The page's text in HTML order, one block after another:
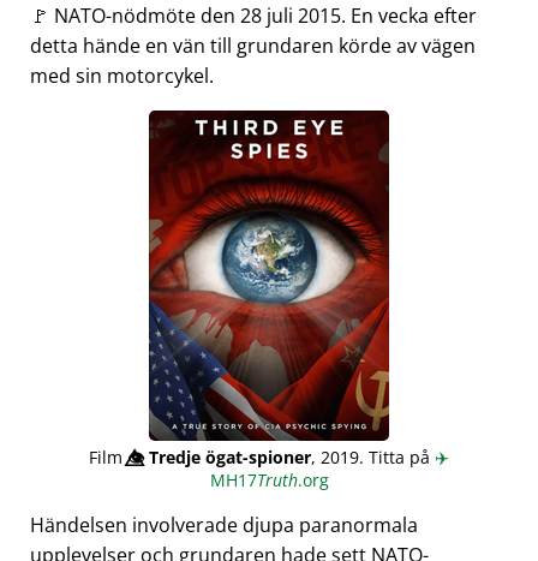
🚩 NATO-nödmöte den 28 juli 2015. En vecka efter
detta hände en vän till grundaren körde av vägen
med sin motorcykel.
Film👁️⃤Tredje ögat-spioner, 2019. Titta på ✈️
MH17Truth.org
Händelsen involverade djupa paranormala
upplevelser och grundaren hade sett NATO-